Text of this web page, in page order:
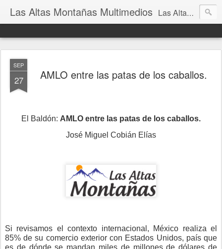
Las Altas Montañas Multimedios Las Altas Montañas Multimedios
SEP
27 AMLO entre las patas de los caballos.
El Baldón: AMLO entre las patas de los caballos.
José Miguel Cobián Elías
Si revisamos el contexto internacional, México realiza el
85% de su comercio exterior con Estados Unidos, país que